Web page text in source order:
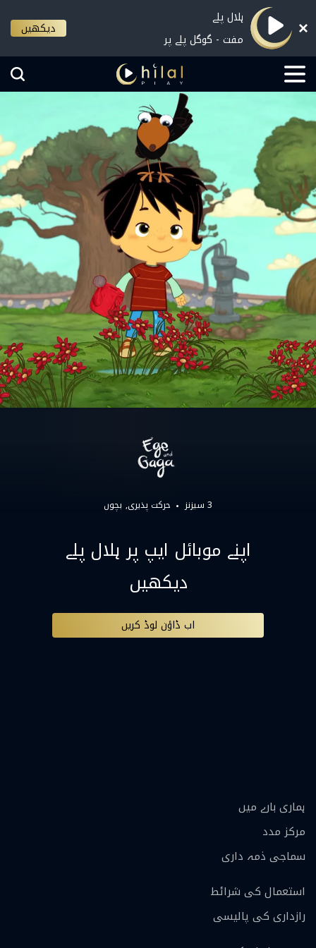
ہلال پلے
مفت - گوگل پلے پر
دیکھیں
3 سیزنز حرکت پذیری بچوں
اپنے موبائل ایپ پر ہلال پلے
دیکھیں
اب ڈاؤن لوڈ کریں
ہماری بارے ميں
مرکز مدد
سماجی ذمہ داری
استعمال کی شرائط
رازداری کی پالیسی